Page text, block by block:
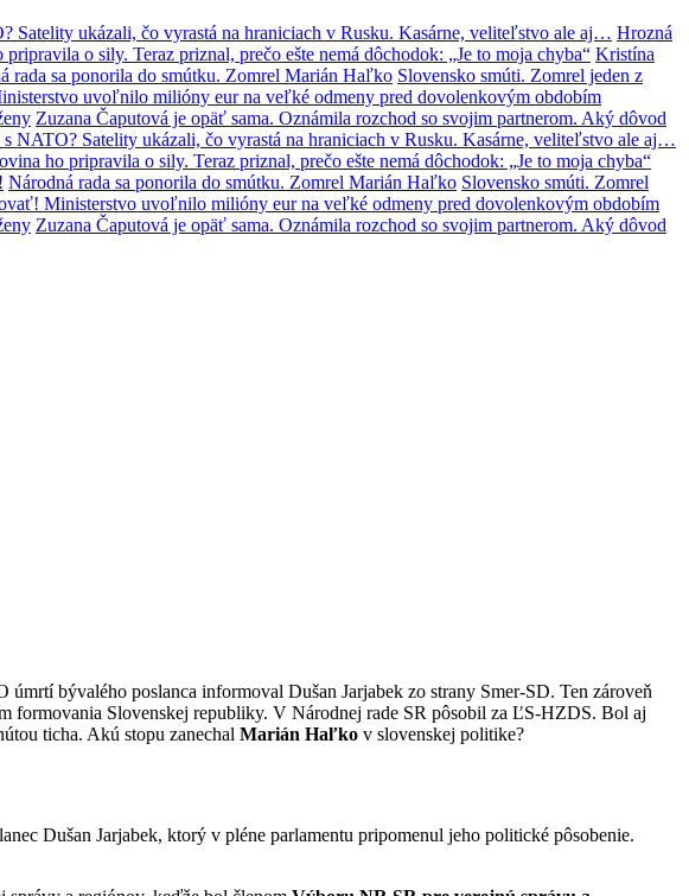
Satelity ukázali, čo vyrastá na hraniciach v Rusku. Kasárne, veliteľstvo ale aj… Hrozná
o sily. Teraz priznal, prečo ešte nemá dôchodok: „Je to moja chyba“ Kristína
rada sa ponorila do smútku. Zomrel Marián Haľko Slovensko smúti. Zomrel jeden z
uvoľnilo milióny eur na veľké odmeny pred dovolenkovým obdobím
Zuzana Čaputová je opäť sama. Oznámila rozchod so svojim partnerom. Aký dôvod
NATO? Satelity ukázali, čo vyrastá na hraniciach v Rusku. Kasárne, veliteľstvo ale aj…
ho pripravila o sily. Teraz priznal, prečo ešte nemá dôchodok: „Je to moja chyba“
Národná rada sa ponorila do smútku. Zomrel Marián Haľko Slovensko smúti. Zomrel
Ministerstvo uvoľnilo milióny eur na veľké odmeny pred dovolenkovým obdobím
Zuzana Čaputová je opäť sama. Oznámila rozchod so svojim partnerom. Aký dôvod
bývalého poslanca informoval Dušan Jarjabek zo strany Smer-SD. Ten zároveň
formovania Slovenskej republiky. V Národnej rade SR pôsobil za ĽS-HZDS. Bol aj
ticha. Akú stopu zanechal Marián Haľko v slovenskej politike?
Dušan Jarjabek, ktorý v pléne parlamentu pripomenul jeho politické pôsobenie.